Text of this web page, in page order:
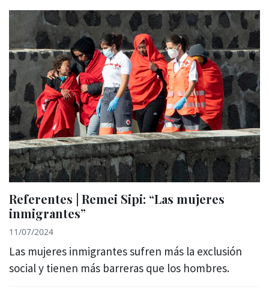
Referentes | Remei Sipi: “Las mujeres
inmigrantes”
11/07/2024
Las mujeres inmigrantes sufren más la exclusión
social y tienen más barreras que los hombres.